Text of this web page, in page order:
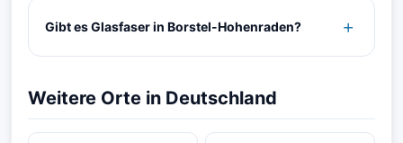
Gibt es Glasfaser in Borstel-Hohenraden?
Weitere Orte in Deutschland